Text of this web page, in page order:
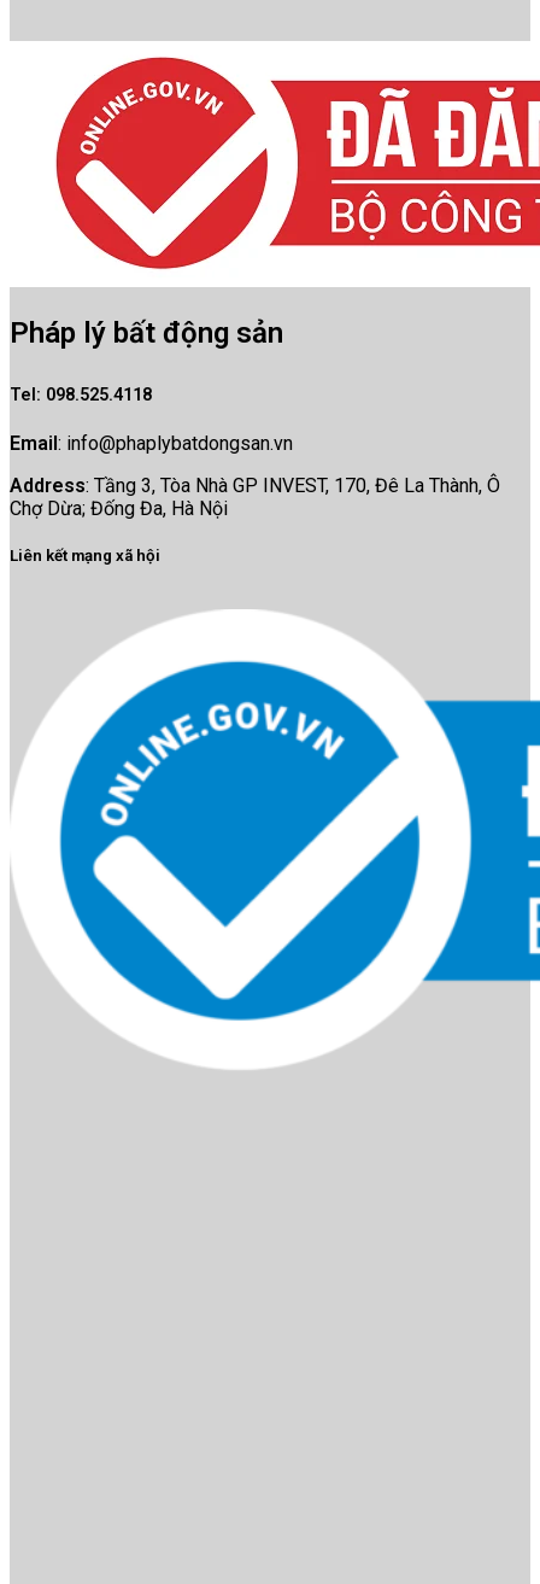
Pháp lý bất động sản
Tel : 098.525.4118
Email: info@phaplybatdongsan.vn
Address: Tầng 3, Tòa Nhà GP INVEST, 170, Đê La Thành, Ô
Chợ Dừa; Đống Đa, Hà Nội
Liên kết mạng xã hội